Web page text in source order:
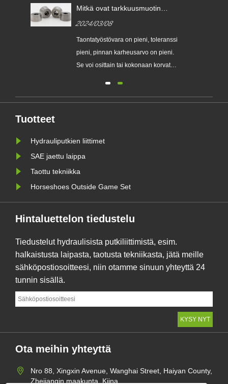
Mitkä ovat tarkkuusmuotin
verrattuna tavalliseen
takomiseen?
2024/03/08
Taontatyöstövara on pieni, toleranssi
pieni, pinnan karheusarvo on pieni.
Se voi osittain tai kokonaan korvata
Tuotteet
Hydrauliputkien liittimet
SAE jaettu laippa
Taottu tekniikka
Horseshoes Outside Game Set
Hintaluettelon tiedustelu
Tiedustelut hydraulisista putkiliittimistä, esim.
halkaistusta laipasta, taotusta tekniikasta, jätä meille
sähköpostiosoitteesi, niin otamme sinuun yhteyttä 24
tunnin sisällä.
Ota meihin yhteyttä
Nro 88, Xingxin Avenue, Wanghai Street, Haiyan County,
Zhejiangin maakunta, Kiina